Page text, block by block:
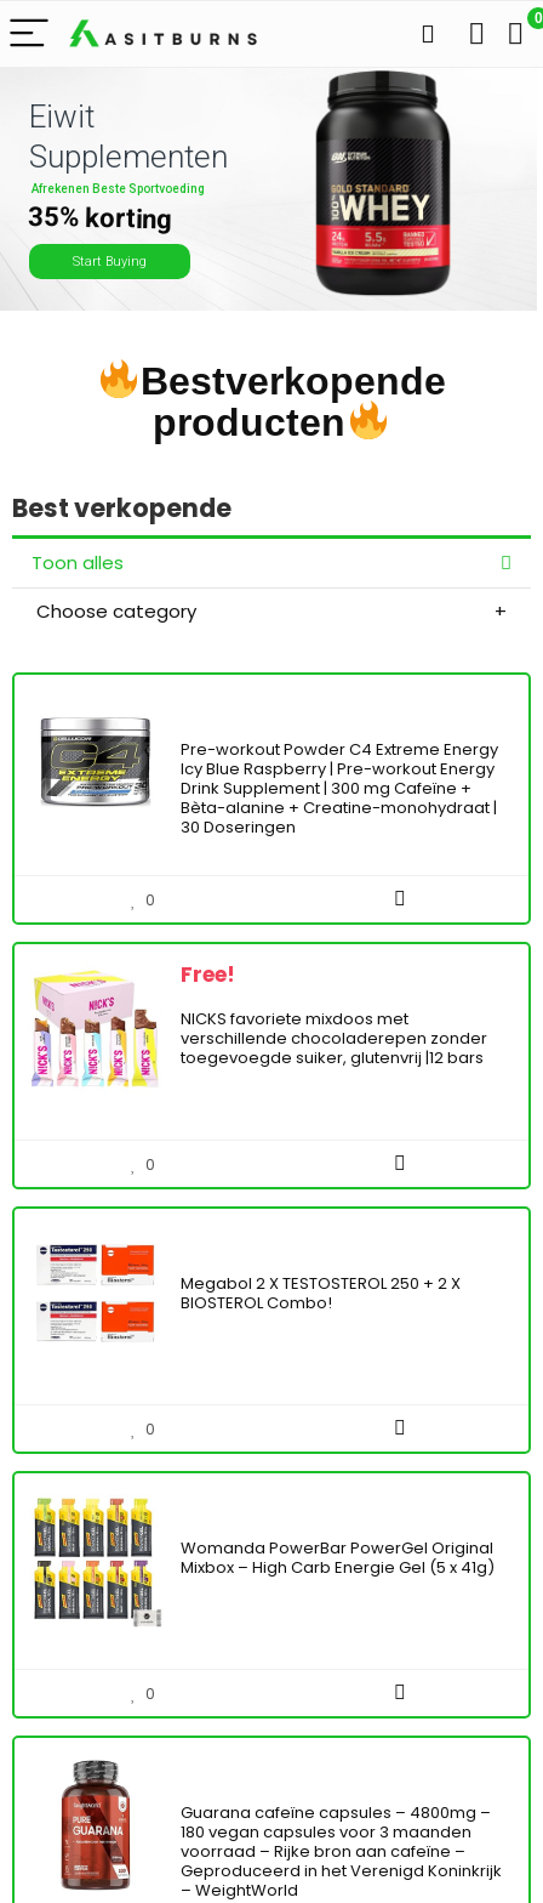
0
Eiwit
Supplementen
Start Buying
Afrekenen Beste Sportvoeding
35% korting
Bestverkopende
producten
Best verkopende
Toon alles
Choose category
Pre-workout Powder C4 Extreme Energy
Icy Blue Raspberry | Pre-workout Energy
Drink Supplement | 300 mg Cafeïne +
Bèta-alanine + Creatine-monohydraat |
30 Doseringen
0
Free!
NICKS favoriete mixdoos met
verschillende chocoladerepen zonder
toegevoegde suiker, glutenvrij |12 bars
0
Megabol 2 X TESTOSTEROL 250 + 2 X
BIOSTEROL Combo!
0
Womanda PowerBar PowerGel Original
Mixbox – High Carb Energie Gel (5 x 41g)
0
Guarana cafeïne capsules – 4800mg –
180 vegan capsules voor 3 maanden
voorraad – Rijke bron aan cafeïne –
Geproduceerd in het Verenigd Koninkrijk
– WeightWorld